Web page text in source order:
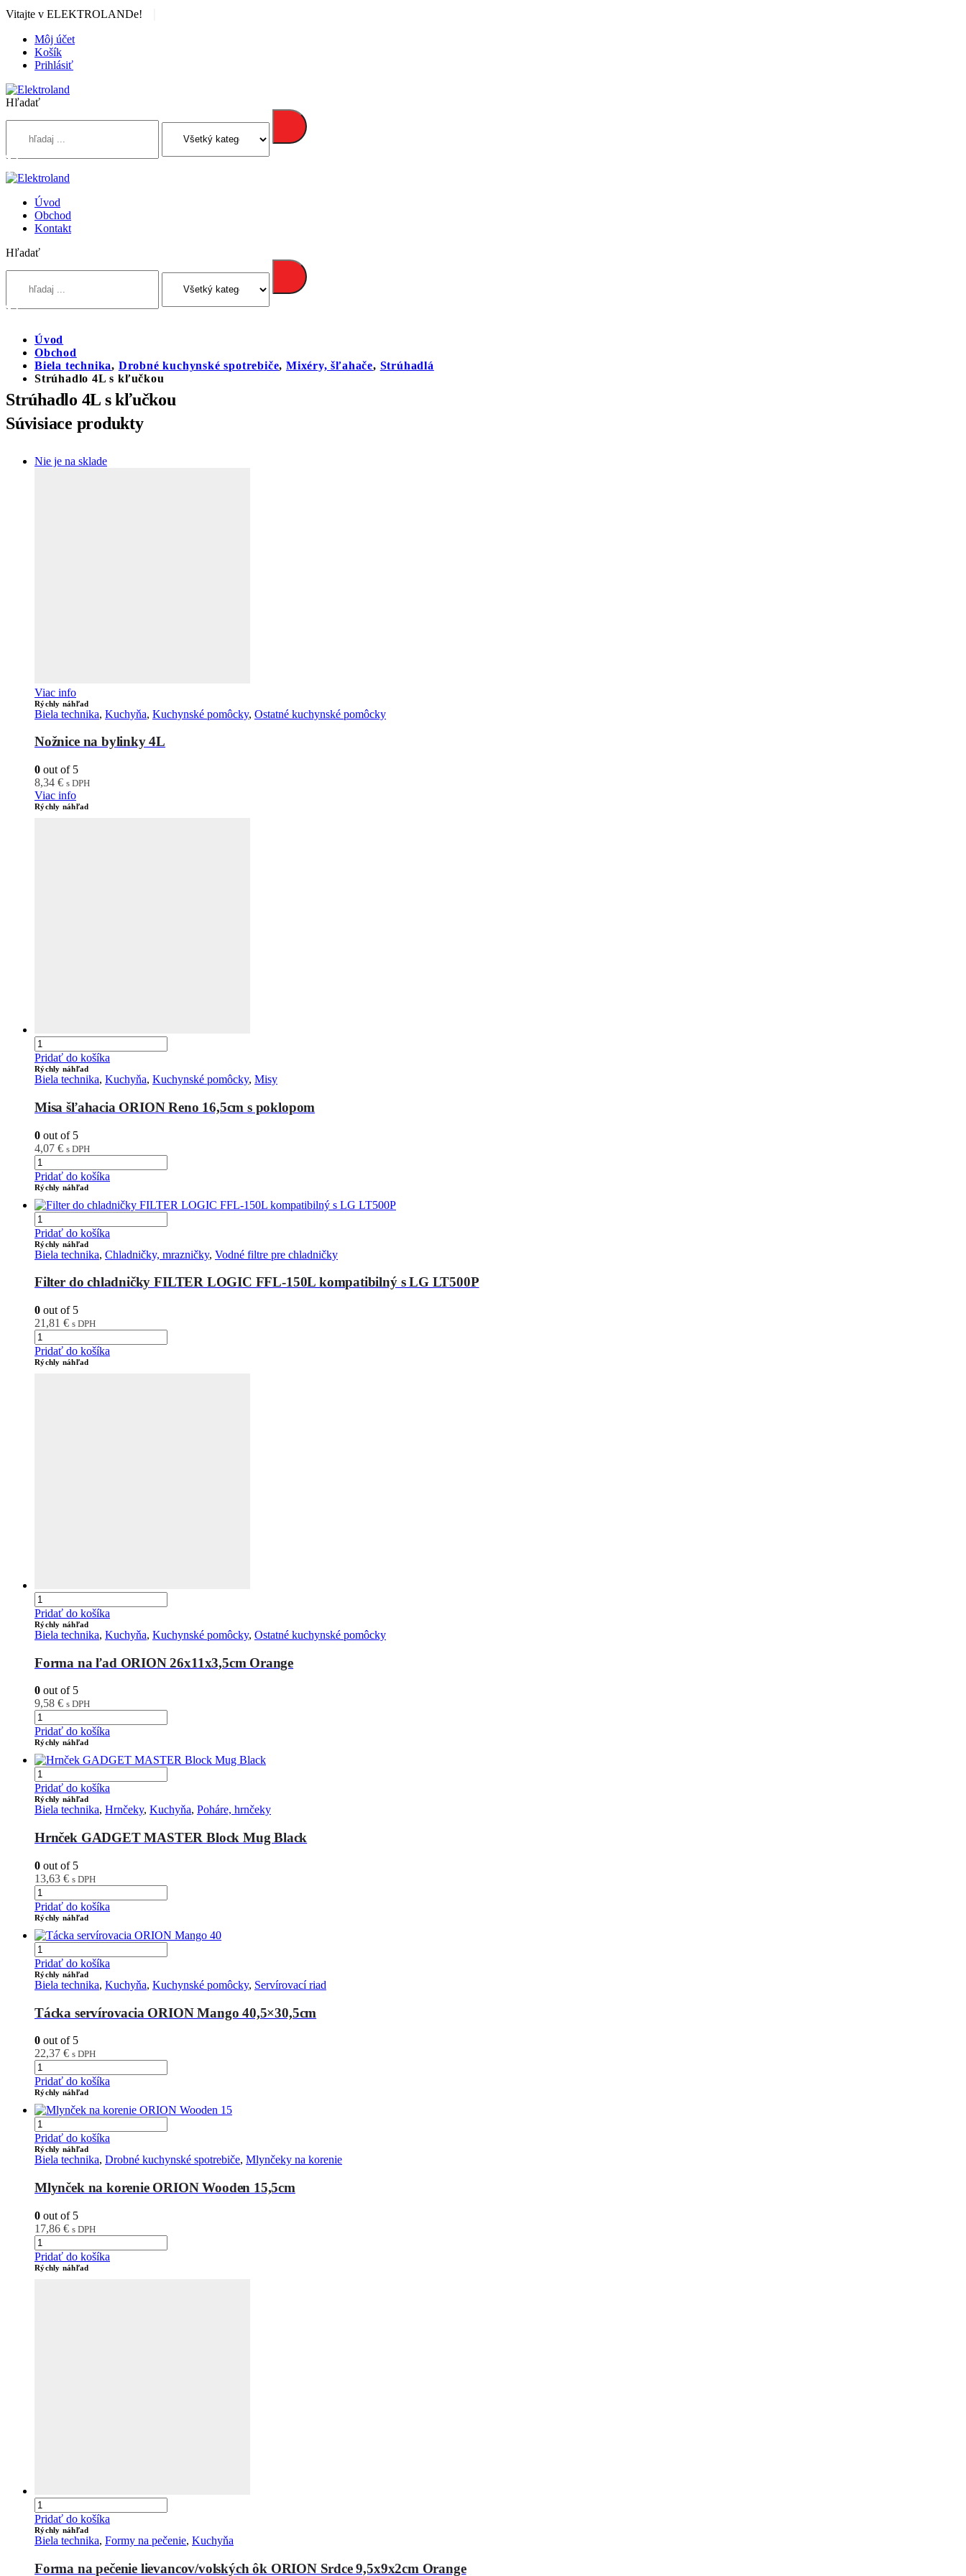
Vitajte v ELEKTROLANDe!
Môj účet
Košík
Prihlásiť
Hľadať
Úvod
Obchod
Kontakt
Hľadať
Úvod
Obchod
Biela technika, Drobné kuchynské spotrebiče,Mixéry, šľahače, Strúhadlá
Strúhadlo 4L s kľučkou
Strúhadlo 4L s kľučkou
Súvisiace produkty
Nie je na sklade
Viac info
Rýchly náhľad
Biela technika, Kuchyňa, Kuchynské pomôcky, Ostatné kuchynské pomôcky
Nožnice na bylinky 4L
0 out of 5
8,34 € s DPH
Viac info
Rýchly náhľad
Pridať do košíka
Rýchly náhľad
Biela technika, Kuchyňa, Kuchynské pomôcky, Misy
Misa šľahacia ORION Reno 16,5cm s poklopom
0 out of 5
4,07 € s DPH
Pridať do košíka
Rýchly náhľad
Pridať do košíka
Rýchly náhľad
Biela technika, Chladničky, mrazničky, Vodné filtre pre chladničky
Filter do chladničky FILTER LOGIC FFL-150L kompatibilný s LG LT500P
0 out of 5
21,81 € s DPH
Pridať do košíka
Rýchly náhľad
Pridať do košíka
Rýchly náhľad
Biela technika, Kuchyňa, Kuchynské pomôcky, Ostatné kuchynské pomôcky
Forma na ľad ORION 26x11x3,5cm Orange
0 out of 5
9,58 € s DPH
Pridať do košíka
Rýchly náhľad
Pridať do košíka
Rýchly náhľad
Biela technika, Hrnčeky, Kuchyňa, Poháre, hrnčeky
Hrnček GADGET MASTER Block Mug Black
0 out of 5
13,63 € s DPH
Pridať do košíka
Rýchly náhľad
Pridať do košíka
Rýchly náhľad
Biela technika, Kuchyňa, Kuchynské pomôcky, Servírovací riad
Tácka servírovacia ORION Mango 40,5×30,5cm
0 out of 5
22,37 € s DPH
Pridať do košíka
Rýchly náhľad
Pridať do košíka
Rýchly náhľad
Biela technika, Drobné kuchynské spotrebiče, Mlynčeky na korenie
Mlynček na korenie ORION Wooden 15,5cm
0 out of 5
17,86 € s DPH
Pridať do košíka
Rýchly náhľad
Pridať do košíka
Rýchly náhľad
Biela technika, Formy na pečenie, Kuchyňa
Forma na pečenie lievancov/volských ôk ORION Srdce 9,5x9x2cm Orange